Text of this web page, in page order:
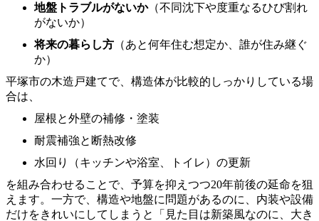
地盤トラブルがないか（不同沈下や度重なるひび割れ
がないか）
将来の暮らし方 （あと何年住む想定か、誰が住み継ぐ
か）
平塚市の木造戸建てで、構造体が比較的しっかりしている場
合は、
屋根と外壁の補修・塗装
耐震補強と断熱改修
水回り（キッチンや浴室、トイレ）の更新
を組み合わせることで、予算を抑えつつ20年前後の延命を狙
えます。一方で、構造や地盤に問題があるのに、内装や設備
だけをきれいにしてしまうと「見た目は新築風なのに、大き